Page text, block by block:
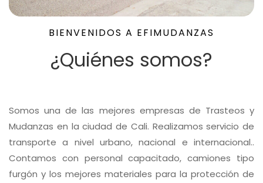
BIENVENIDOS A EFIMUDANZAS
¿Quiénes somos?
Somos una de las mejores empresas de Trasteos y
Mudanzas en la ciudad de Cali. Realizamos servicio de
transporte a nivel urbano, nacional e internacional..
Contamos con personal capacitado, camiones tipo
furgón y los mejores materiales para la protección de